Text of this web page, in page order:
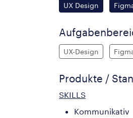
UX Design
UX-Design
Produkte /
SKILLS
Kommunikativ